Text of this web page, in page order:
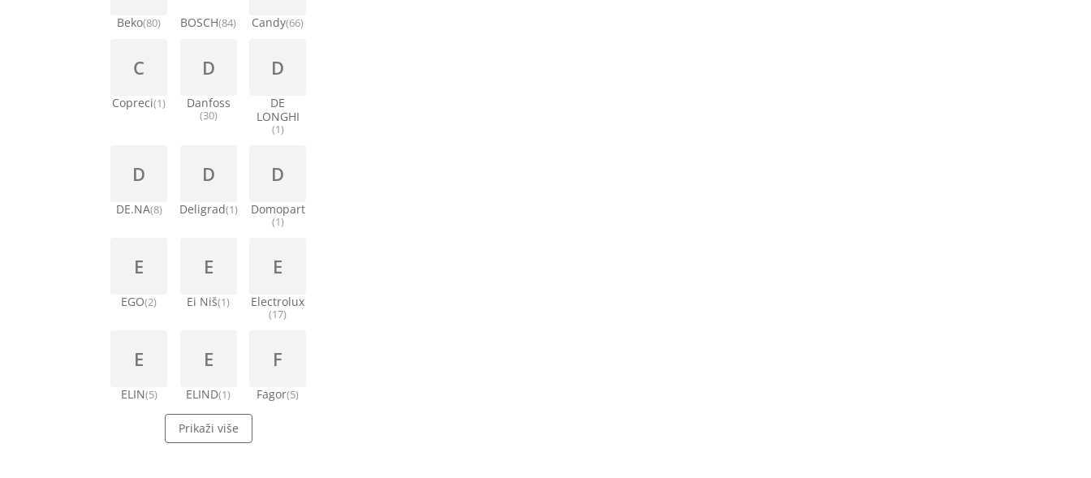
Beko(80) BOSCH(84) Candy(66)
C
Copreci(1)
D
Danfoss
(30)
D
DE
LONGHI
(1)
D
DE.NA(8)
D
Deligrad(1)
D
Domopart
(1)
E
EGO(2)
E
Ei Niš(1)
E
Electrolux
(17)
E
ELIN(5)
E
ELIND(1)
F
Fagor(5)
Prikaži više